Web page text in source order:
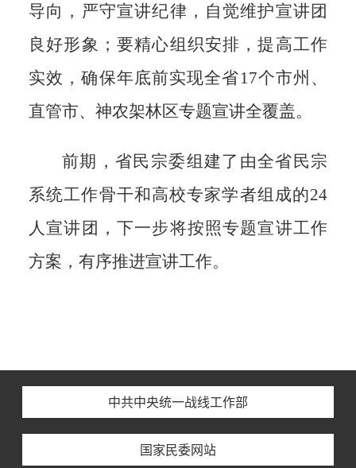
导向，严守宣讲纪律，自觉维护宣讲团
良好形象；要精心组织安排，提高工作
实效，确保年底前实现全省17个市州、
直管市、神农架林区专题宣讲全覆盖。
前期，省民宗委组建了由全省民宗
系统工作骨干和高校专家学者组成的24
人宣讲团，下一步将按照专题宣讲工作
方案，有序推进宣讲工作。
中共中央统一战线工作部
国家民委网站